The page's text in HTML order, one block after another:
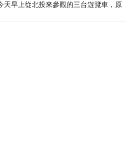
天早上從北投來參觀的三台遊覽車，原
經差不多要安靜下來，卻發